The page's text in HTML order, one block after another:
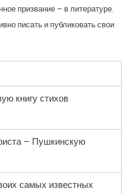
призвание – в литературе.
писать и публиковать свои
книгу стихов
– Пушкинскую
самых известных